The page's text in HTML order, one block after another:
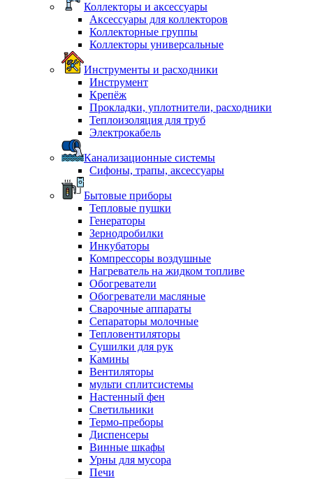
Коллекторы и аксессуары
Аксессуары для коллекторов
Коллекторные группы
Коллекторы универсальные
Инструменты и расходники
Инструмент
Крепёж
Прокладки, уплотнители, расходники
Теплоизоляция для труб
Электрокабель
Канализационные системы
Сифоны, трапы, аксессуары
Бытовые приборы
Тепловые пушки
Генераторы
Зернодробилки
Инкубаторы
Компрессоры воздушные
Нагреватель на жидком топливе
Обогреватели
Обогреватели масляные
Сварочные аппараты
Сепараторы молочные
Тепловентиляторы
Сушилки для рук
Камины
Вентиляторы
мульти сплитсистемы
Настенный фен
Светильники
Термо-преборы
Диспенсеры
Винные шкафы
Урны для мусора
Печи